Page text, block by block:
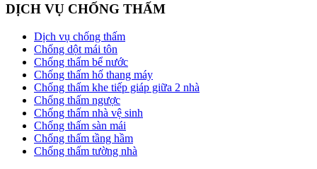
DỊCH VỤ CHỐNG THẤM
Dịch vụ chống thấm
Chống dột mái tôn
Chống thấm bể nước
Chống thấm hố thang máy
Chống thấm khe tiếp giáp giữa 2 nhà
Chống thấm ngược
Chống thấm nhà vệ sinh
Chống thấm sàn mái
Chống thấm tầng hầm
Chống thấm tường nhà